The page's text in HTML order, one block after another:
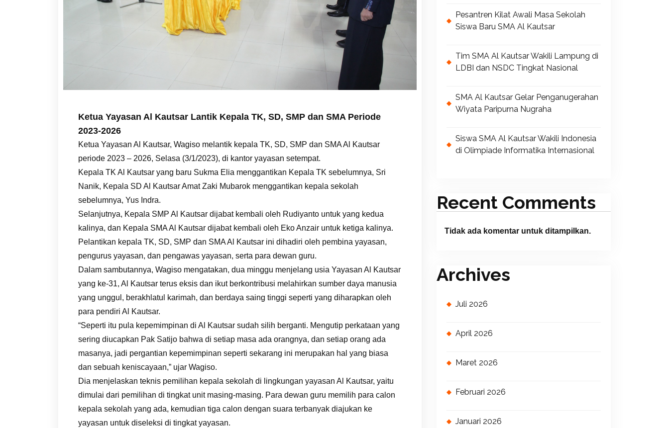
Ketua Yayasan Al Kautsar Lantik Kepala TK, SD, SMP dan SMA Periode
2023-2026
Ketua Yayasan Al Kautsar, Wagiso melantik kepala TK, SD, SMP dan SMA Al Kautsar
periode 2023 – 2026, Selasa (3/1/2023), di kantor yayasan setempat.
Kepala TK Al Kautsar yang baru Sukma Elia menggantikan Kepala TK sebelumnya, Sri
Nanik, Kepala SD Al Kautsar Amat Zaki Mubarok menggantikan kepala sekolah
sebelumnya, Yus Indra.
Selanjutnya, Kepala SMP Al Kautsar dijabat kembali oleh Rudiyanto untuk yang kedua
kalinya, dan Kepala SMA Al Kautsar dijabat kembali oleh Eko Anzair untuk ketiga kalinya.
Pelantikan kepala TK, SD, SMP dan SMA Al Kautsar ini dihadiri oleh pembina yayasan,
pengurus yayasan, dan pengawas yayasan, serta para dewan guru.
Dalam sambutannya, Wagiso mengatakan, dua minggu menjelang usia Yayasan Al Kautsar
yang ke-31, Al Kautsar terus eksis dan ikut berkontribusi melahirkan sumber daya manusia
yang unggul, berakhlatul karimah, dan berdaya saing tinggi seperti yang diharapkan oleh
para pendiri Al Kautsar.
“Seperti itu pula kepemimpinan di Al Kautsar sudah silih berganti. Mengutip perkataan yang
sering diucapkan Pak Satijo bahwa di setiap masa ada orangnya, dan setiap orang ada
masanya, jadi pergantian kepemimpinan seperti sekarang ini merupakan hal yang biasa
dan sebuah keniscayaan,” ujar Wagiso.
Dia menjelaskan teknis pemilihan kepala sekolah di lingkungan yayasan Al Kautsar, yaitu
dimulai dari pemilihan di tingkat unit masing-masing. Para dewan guru memilih para calon
kepala sekolah yang ada, kemudian tiga calon dengan suara terbanyak diajukan ke
yayasan untuk diseleksi di tingkat yayasan.
Pesantren Kilat Awali Masa Sekolah
Siswa Baru SMA Al Kautsar
Tim SMA Al Kautsar Wakili Lampung di
LDBI dan NSDC Tingkat Nasional
SMA Al Kautsar Gelar Penganugerahan
Wiyata Paripurna Nugraha
Siswa SMA Al Kautsar Wakili Indonesia
di Olimpiade Informatika Internasional
Recent Comments
Tidak ada komentar untuk ditampilkan.
Archives
Juli 2026
April 2026
Maret 2026
Februari 2026
Januari 2026